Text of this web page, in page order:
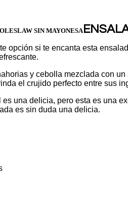
SIN MAYONESA
opción si te encanta esta
y cebolla mezclada con
el crujido perfecto entre sus
una delicia, pero esta es una
es sin duda una delicia.